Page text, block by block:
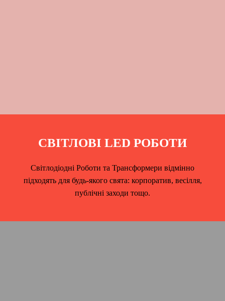
СВІТЛОВІ LED РОБОТИ
Світлодіодні Роботи та Трансформери відмінно
підходять для будь-якого свята: корпоратив, весілля,
публічні заходи тощо.